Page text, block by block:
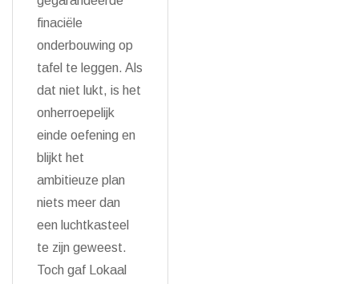
finaciële
onderbouwing op
tafel te leggen. Als
dat niet lukt, is het
onherroepelijk
einde oefening en
blijkt het
ambitieuze plan
niets meer dan
een luchtkasteel
te zijn geweest.
Toch gaf Lokaal